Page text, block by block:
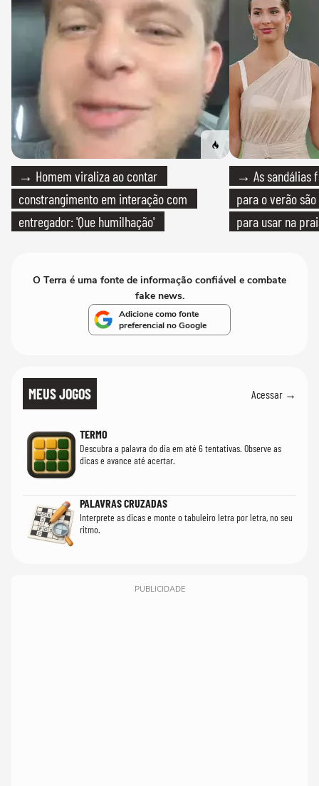
→ Homem viraliza ao contar
constrangimento em interação com
entregador: 'Que humilhação'
→ As sandálias
para o verão
para usar na
O Terra é uma fonte de informação confiável e combate
fake news.
Adicione como fonte
preferencial no Google
MEUS JOGOS Acessar →
TERMO
Descubra a palavra do dia em até 6 tentativas. Observe as
dicas e avance até acertar.
PALAVRAS CRUZADAS
Interprete as dicas e monte o tabuleiro letra por letra, no seu
ritmo.
PUBLICIDADE